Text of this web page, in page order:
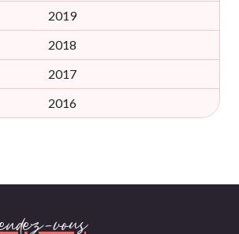
2019
2018
2017
2016
vous